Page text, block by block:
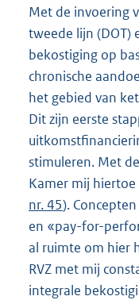
Met de invoering
tweede lijn (DOT)
bekostiging op
chronische
het gebied van
Dit zijn eerste
stimuleren. Met
Kamer mij
nr. 45).
en «pay-for-
al ruimte om hier
RVZ met mij
integrale